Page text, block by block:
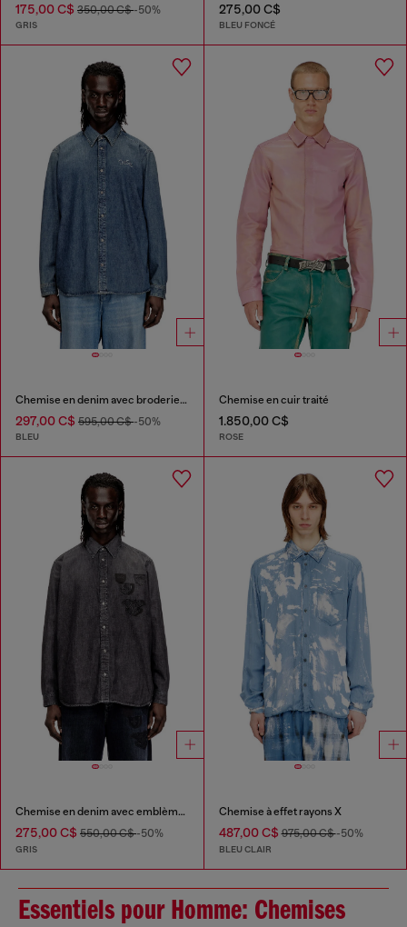
175,00 C$ 350,00 C$-50%
GRIS
275,00 C$
BLEU FONCÉ
Chemise en denim avec broderie au dos
297,00 C$ 595,00 C$-50%
BLEU
Chemise en cuir traité
1.850,00 C$
ROSE
Chemise en denim avec emblème brodé
275,00 C$ 550,00 C$-50%
GRIS
Chemise à effet rayons X
487,00 C$975,00 C$-50%
BLEU CLAIR
Essentiels pour Homme: Chemises